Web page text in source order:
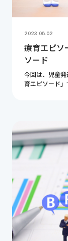
2023.08.02
療育エピソ
ソード
今回は、児童
育エピソード